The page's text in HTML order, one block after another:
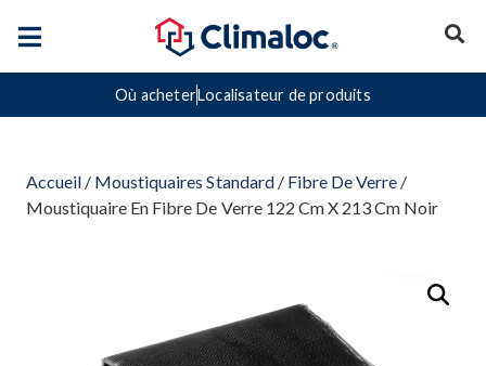
Où acheterLocalisateur de produits
Accueil / Moustiquaires Standard/ Fibre De Verre /
Moustiquaire En Fibre De Verre 122 Cm X 213 Cm Noir